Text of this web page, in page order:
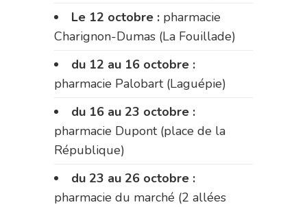
Le 12 octobre : pharmacie
Charignon-Dumas (La Fouillade)
du 12 au 16 octobre :
pharmacie Palobart (Laguépie)
du 16 au 23 octobre :
pharmacie Dupont (place de la
République)
du 23 au 26 octobre :
pharmacie du marché (2 allées